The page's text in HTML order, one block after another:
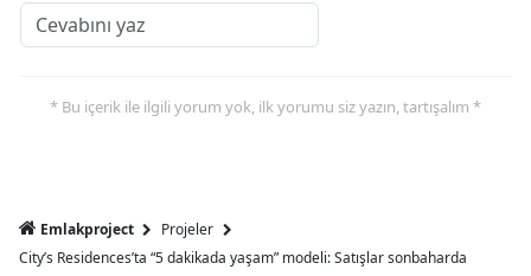
* Bu içerik ile ilgili yorum yok, ilk yorumu siz yazın, tartışalım *
Emlakproject
Projeler
City’s Residences’ta “5 dakikada yaşam” modeli: Satışlar sonbaharda